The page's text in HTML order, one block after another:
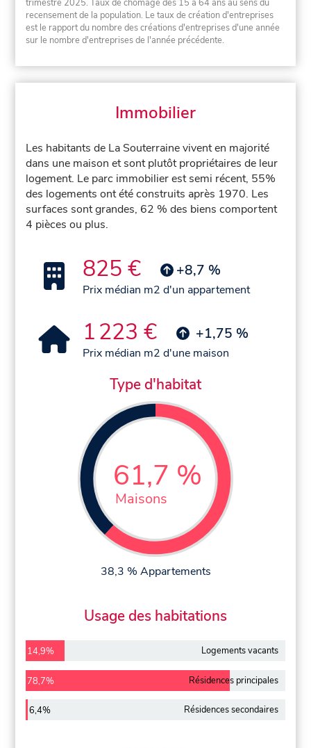
trimestre 2025. Taux de chômage des 15 à 64 ans au sens du
recensement de la population. Le taux de création d'entreprises
est le rapport du nombre des créations d'entreprises d'une année
sur le nombre d'entreprises de l'année précédente.
Immobilier
Les habitants de La Souterraine vivent en majorité
dans une maison et sont plutôt propriétaires de leur
logement. Le parc immobilier est semi récent, 55%
des logements ont été construits après 1970. Les
surfaces sont grandes, 62 % des biens comportent
4 pièces ou plus.
825 € +8,7 %
Prix médian m2 d'un appartement
1 223 € +1,75 %
Prix médian m2 d'une maison
Type d'habitat
61,7 %
Maisons
38,3 % Appartements
Usage des habitations
14,9% Logements vacants
78,7% Résidences principales
6,4% Résidences secondaires